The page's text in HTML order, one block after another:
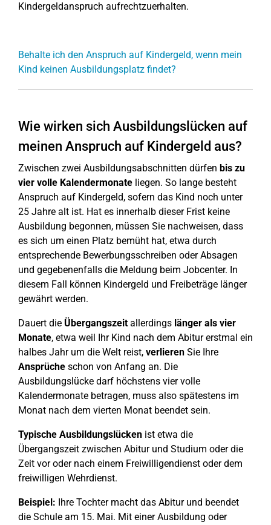
Kindergeldanspruch aufrechtzuerhalten.
Behalte ich den Anspruch auf Kindergeld, wenn mein
Kind keinen Ausbildungsplatz findet?
Wie wirken sich Ausbildungslücken auf
meinen Anspruch auf Kindergeld aus?
Zwischen zwei Ausbildungsabschnitten dürfen bis zu
vier volle Kalendermonate liegen. So lange besteht
Anspruch auf Kindergeld, sofern das Kind noch unter
25 Jahre alt ist. Hat es innerhalb dieser Frist keine
Ausbildung begonnen, müssen Sie nachweisen, dass
es sich um einen Platz bemüht hat, etwa durch
entsprechende Bewerbungsschreiben oder Absagen
und gegebenenfalls die Meldung beim Jobcenter. In
diesem Fall können Kindergeld und Freibeträge länger
gewährt werden.
Dauert die Übergangszeitallerdings länger als vier
Monate, etwa weil Ihr Kind nach dem Abitur erstmal ein
halbes Jahr um die Welt reist, verlieren Sie Ihre
Ansprüche schon von Anfang an. Die
Ausbildungslücke darf höchstens vier volle
Kalendermonate betragen, muss also spätestens im
Monat nach dem vierten Monat beendet sein.
Typische Ausbildungslücken ist etwa die
Übergangszeit zwischen Abitur und Studium oder die
Zeit vor oder nach einem Freiwilligendienst oder dem
freiwilligen Wehrdienst.
Beispiel: Ihre Tochter macht das Abitur und beendet
die Schule am 15. Mai. Mit einer Ausbildung oder